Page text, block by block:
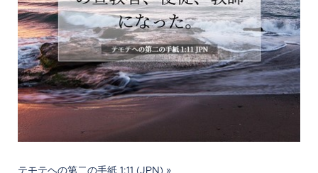
テモテヘの第二の手紙 1:11 (JPN) »